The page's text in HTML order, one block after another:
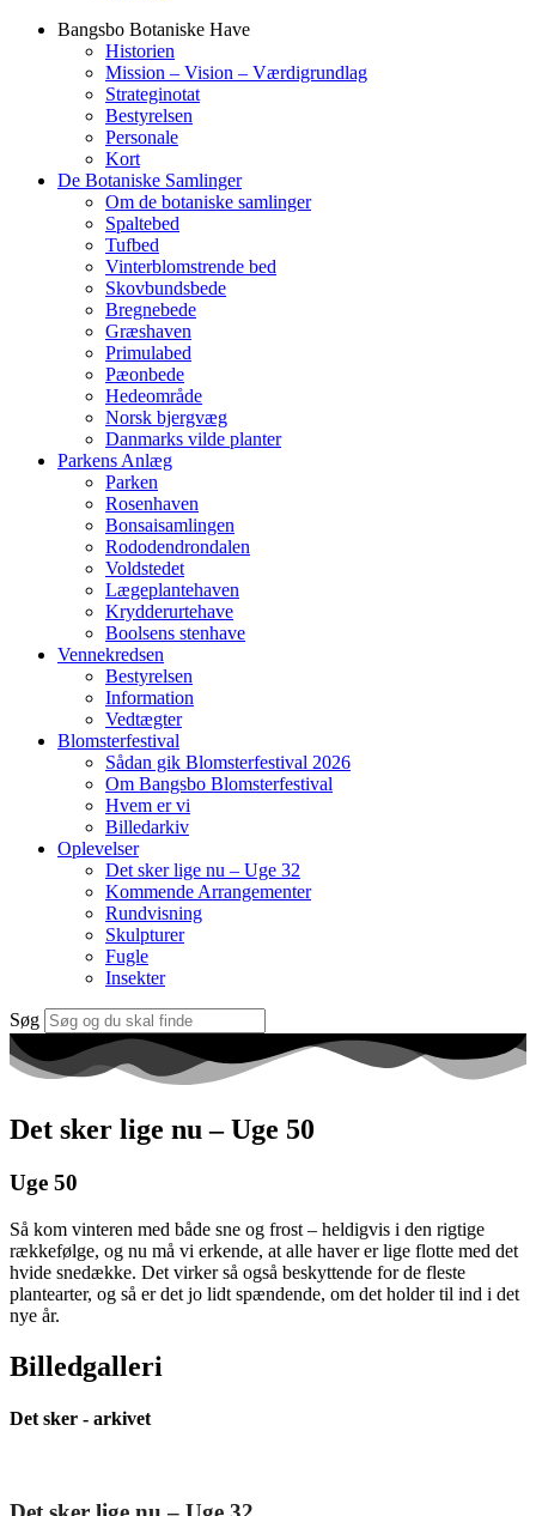
Bangsbo Botaniske Have
Historien
Mission – Vision – Værdigrundlag
Strateginotat
Bestyrelsen
Personale
Kort
De Botaniske Samlinger
Om de botaniske samlinger
Spaltebed
Tufbed
Vinterblomstrende bed
Skovbundsbede
Bregnebede
Græshaven
Primulabed
Pæonbede
Hedeområde
Norsk bjergvæg
Danmarks vilde planter
Parkens Anlæg
Parken
Rosenhaven
Bonsaisamlingen
Rododendrondalen
Voldstedet
Lægeplantehaven
Krydderurtehave
Boolsens stenhave
Vennekredsen
Bestyrelsen
Information
Vedtægter
Blomsterfestival
Sådan gik Blomsterfestival 2026
Om Bangsbo Blomsterfestival
Hvem er vi
Billedarkiv
Oplevelser
Det sker lige nu – Uge 32
Kommende Arrangementer
Rundvisning
Skulpturer
Fugle
Insekter
Søg
Det sker lige nu – Uge 50
Uge 50
Så kom vinteren med både sne og frost – heldigvis i den rigtige
rækkefølge, og nu må vi erkende, at alle haver er lige flotte med det
hvide snedække. Det virker så også beskyttende for de fleste
plantearter, og så er det jo lidt spændende, om det holder til ind i det
nye år.
Billedgalleri
Det sker - arkivet